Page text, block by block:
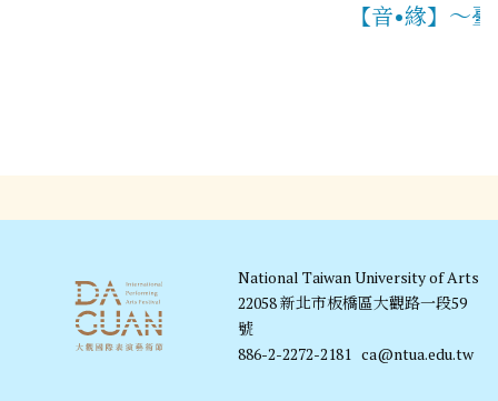
【音•緣】～
National Taiwan University of Arts
22058 新北市板橋區大觀路一段59
號
886-2-2272-2181 ca@ntua.edu.tw